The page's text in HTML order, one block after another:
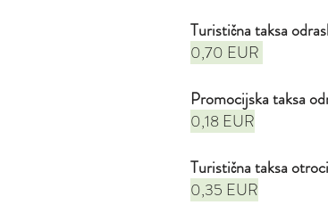
Turistična taksa
0,70 EUR
Promocijska taksa
0,18 EUR
Turistična taksa
0,35 EUR